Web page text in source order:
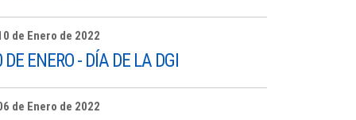
de Enero de 2022
DE ENERO - DÍA DE LA DGI
de Enero de 2022